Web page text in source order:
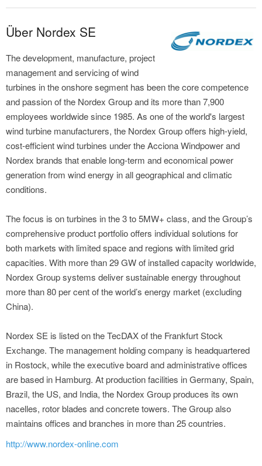
Über Nordex SE
The development, manufacture, project
management and servicing of wind
turbines in the onshore segment has been the core competence
and passion of the Nordex Group and its more than 7,900
employees worldwide since 1985. As one of the world's largest
wind turbine manufacturers, the Nordex Group offers high-yield,
cost-efficient wind turbines under the Acciona Windpower and
Nordex brands that enable long-term and economical power
generation from wind energy in all geographical and climatic
conditions.
The focus is on turbines in the 3 to 5MW+ class, and the Group’s
comprehensive product portfolio offers individual solutions for
both markets with limited space and regions with limited grid
capacities. With more than 29 GW of installed capacity worldwide,
Nordex Group systems deliver sustainable energy throughout
more than 80 per cent of the world’s energy market (excluding
China).
Nordex SE is listed on the TecDAX of the Frankfurt Stock
Exchange. The management holding company is headquartered
in Rostock, while the executive board and administrative offices
are based in Hamburg. At production facilities in Germany, Spain,
Brazil, the US, and India, the Nordex Group produces its own
nacelles, rotor blades and concrete towers. The Group also
maintains offices and branches in more than 25 countries.
http://www.nordex-online.com